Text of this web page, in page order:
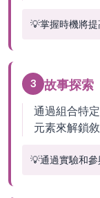
💡掌握時機將提
3 故事探索
通過組合特
元素來解鎖敘
💡通過實驗和